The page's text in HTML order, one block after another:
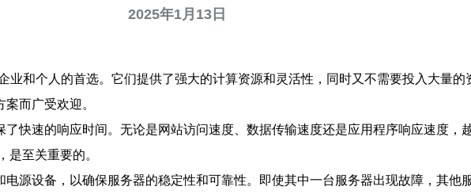
2025年1月13日
和个人的首选。它们提供了强大的计算资源和灵活性，同时又不需要投入大量的
而广受欢迎。
快速的响应时间。无论是网站访问速度、数据传输速度还是应用程序响应速度，
是至关重要的。
源设备，以确保服务器的稳定性和可靠性。即使其中一台服务器出现故障，其他